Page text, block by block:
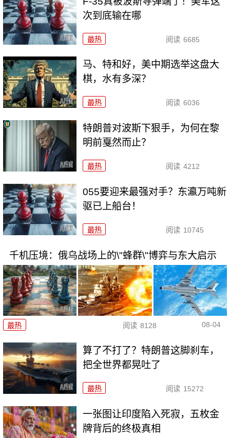
次到底输在哪
最热 阅读 6685
马、特和好，美中期选举这盘大
棋，水有多深？
最热 阅读 6036
特朗普对波斯下狠手，为何在黎
明前戛然而止？
最热 阅读 4212
055要迎来最强对手？东瀛万吨新
驱已上船台！
最热 阅读 10745
千机压境：俄乌战场上的\"蜂群\"博弈与东大启示
最热 阅读 8128 08-04
算了不打了？特朗普这脚刹车，
把全世界都晃吐了
最热 阅读 15272
一张图让印度陷入死寂，五枚金
牌背后的终极真相